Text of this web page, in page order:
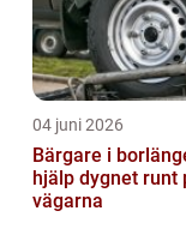
04 juni 2026
Bärgare i borlänge
hjälp dygnet runt
vägarna